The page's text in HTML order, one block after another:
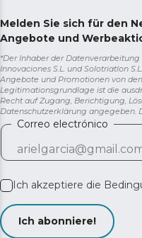
Melden Sie sich für den
Angebote und
*Der Inhaber der
Innovaciones S.L. und Solotriatlon
Angebote und Promotionen von
Legitimationsgrundlage ist die
Recht auf Zugang, Berichtigung,
Datenschutzerklärung angegeben.
Correo electrónico
Ich akzeptiere die
Ich abonniere!